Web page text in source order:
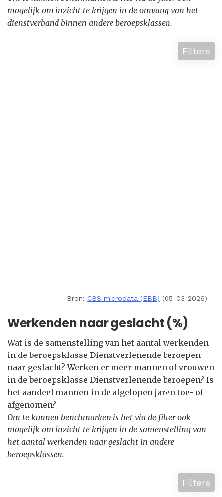
mogelijk om inzicht te krijgen in de omvang van het
dienstverband binnen andere beroepsklassen.
Filters
Bron: CBS microdata (EBB) (05-03-2026)
Werkenden naar geslacht (%)
Wat is de samenstelling van het aantal werkenden
in de beroepsklasse Dienstverlenende beroepen
naar geslacht? Werken er meer mannen of vrouwen
in de beroepsklasse Dienstverlenende beroepen? Is
het aandeel mannen in de afgelopen jaren toe- of
afgenomen?
Om te kunnen benchmarken is het via de filter ook
mogelijk om inzicht te krijgen in de samenstelling van
het aantal werkenden naar geslacht in andere
beroepsklassen.
Filters